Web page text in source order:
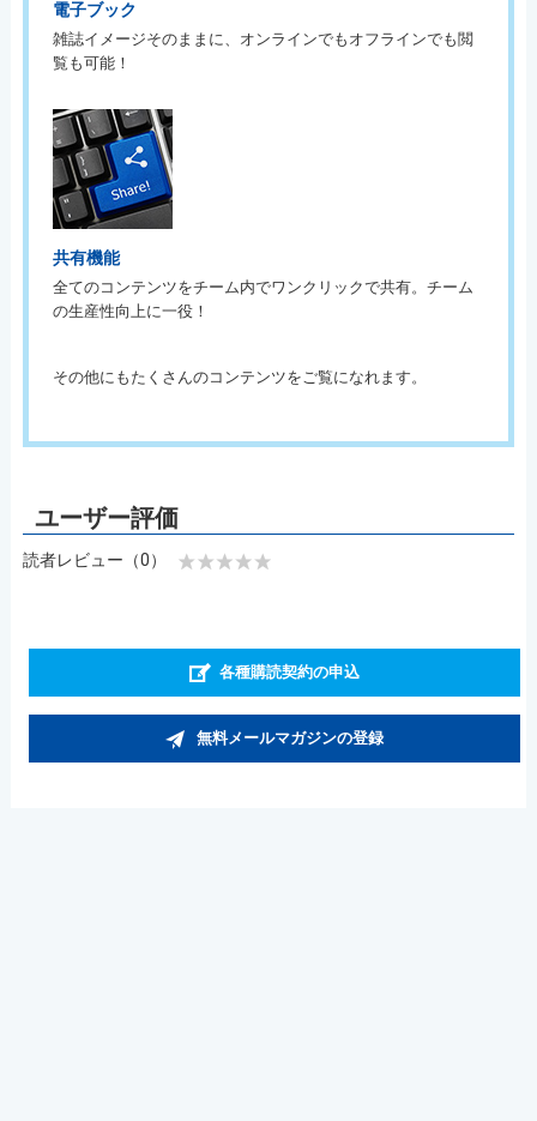
電子ブック
雑誌イメージそのままに、オンラインでもオフラインでも閲
覧も可能！
共有機能
全てのコンテンツをチーム内でワンクリックで共有。チーム
の生産性向上に一役！
その他にもたくさんのコンテンツをご覧になれます。
読者レビュー（0）
各種購読契約の申込
無料メールマガジンの登録